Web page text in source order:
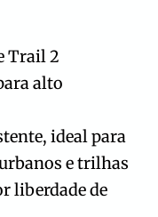
Trail 2
alto
ideal para
e trilhas
liberdade de